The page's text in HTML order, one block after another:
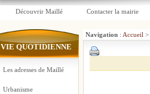
Découvrir Maillé Contacter la mairie
VIE QUOTIDIENNE
Les adresses de Maillé
Urbanisme
Navigation: Accueil >